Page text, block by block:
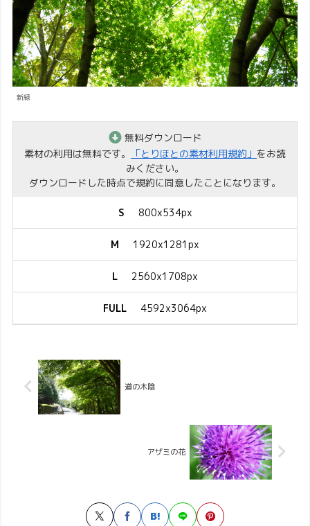
新緑
無料ダウンロード
素材の利用は無料です。
「とりほとの素材利用規約」 をお読
みください。
ダウンロードした時点で規約に同意したことになります。
S 800x534px
M 1920x1281px
L 2560x1708px
FULL 4592x3064px
道の木陰
アザミの花